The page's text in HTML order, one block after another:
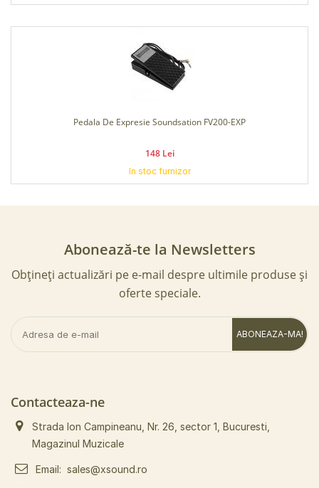
Pedala De Expresie Soundsation FV200-EXP
In stoc furnizor
Abonează-te la Newsletters
Obțineți actualizări pe e-mail despre ultimile produse și
oferte speciale.
ABONEAZA-MA!
Contacteaza-ne
Strada Ion Campineanu, Nr. 26, sector 1, Bucuresti,
Magazinul Muzicale
Email: sales@xsound.ro